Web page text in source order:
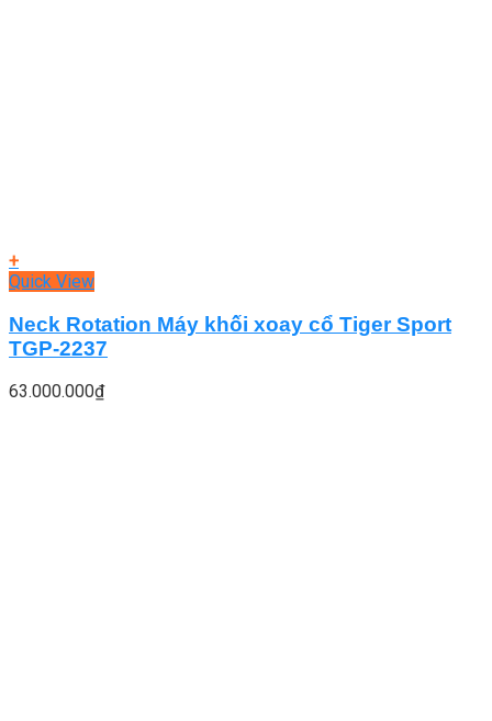
+
Quick View
Neck Rotation Máy khối xoay cổ Tiger Sport
TGP-2237
63.000.000₫